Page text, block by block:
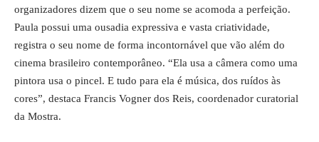
organizadores dizem que o seu nome se acomoda a perfeição.
Paula possui uma ousadia expressiva e vasta criatividade,
registra o seu nome de forma incontornável que vão além do
cinema brasileiro contemporâneo. “Ela usa a câmera como uma
pintora usa o pincel. E tudo para ela é música, dos ruídos às
cores”, destaca Francis Vogner dos Reis, coordenador curatorial
da Mostra.